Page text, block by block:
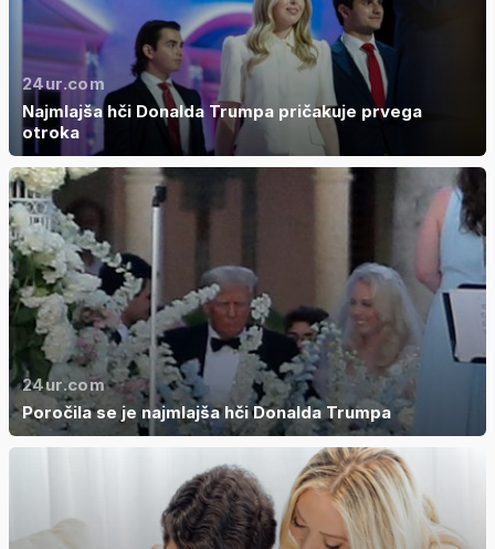
24ur.com
Najmlajša hči Donalda Trumpa pričakuje prvega
otroka
24ur.com
Poročila se je najmlajša hči Donalda Trumpa